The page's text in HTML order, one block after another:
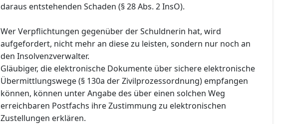
daraus entstehenden Schaden (§ 28 Abs. 2 InsO).
Wer Verpflichtungen gegenüber der Schuldnerin hat, wird
aufgefordert, nicht mehr an diese zu leisten, sondern nur noch an
den Insolvenzverwalter.
Gläubiger, die elektronische Dokumente über sichere elektronische
Übermittlungswege (§ 130a der Zivilprozessordnung) empfangen
können, können unter Angabe des über einen solchen Weg
erreichbaren Postfachs ihre Zustimmung zu elektronischen
Zustellungen erklären.